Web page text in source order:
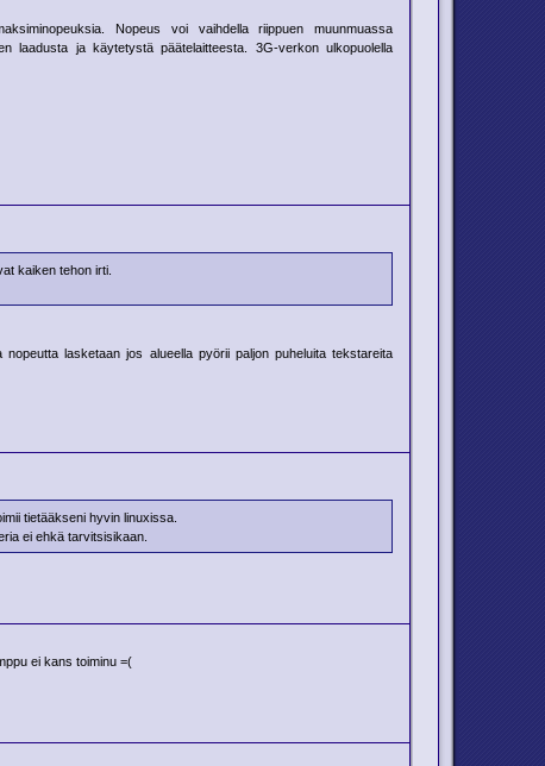
Nopeus voi vaihdella riippuen muunmuassa
laadusta ja käytetystä päätelaitteesta. 3G-verkon ulkopuolella
kaiken tehon irti.
lasketaan jos alueella pyörii paljon puheluita tekstareita
tietääkseni hyvin linuxissa.
ei ehkä tarvitsisikaan.
ei kans toiminu =(